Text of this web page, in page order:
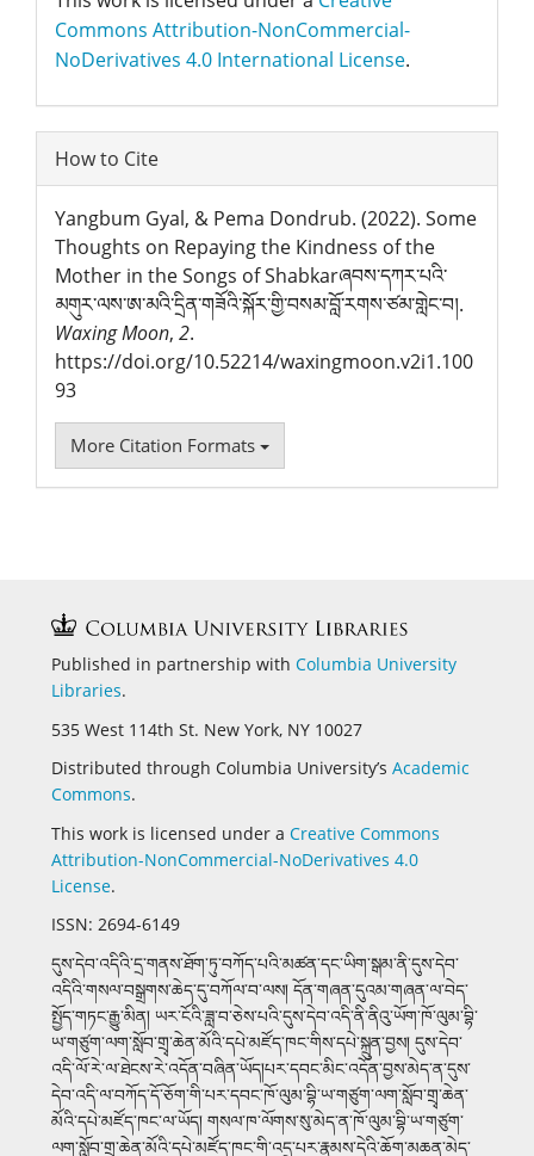
Commons Attribution-NonCommercial-
NoDerivatives 4.0 International License.
How to Cite
Yangbum Gyal, & Pema Dondrub. (2022). Some
Thoughts on Repaying the Kindness of the
Mother in the Songs of Shabkarཞབས་དཀར་པའི་
མགུར་ལས་ཨ་མའི་དྲིན་གཟོའི་སྐོར་གྱི་བསམ་བློ་རགས་ཙམ་གླེང་བ།.
Waxing Moon, 2.
https://doi.org/10.52214/waxingmoon.v2i1.100
93
More Citation Formats
Published in partnership with Columbia University
Libraries.
535 West 114th St. New York, NY 10027
Distributed through Columbia University’s Academic
Commons.
This work is licensed under a Creative Commons
Attribution-NonCommercial-NoDerivatives 4.0
License.
ISSN: 2694-6149
དུས་དེབ་འདིའི་དྲ་གནས་ཐོག་ཏུ་བཀོད་པའི་མཚན་དང་ཡིག་སྒམ་ནི་དུས་དེབ་
འདིའི་གསལ་བསྒྲགས་ཆེད་དུ་བཀོལ་བ་ལས། དོན་གཞན་དུའམ་གཞན་ལ་བེད་
སྤྱོད་གཏང་རྒྱུ་མིན། ཡར་ངོའི་ཟླ་བ་ཅེས་པའི་དུས་དེབ་འདི་ནི་ནིའུ་ཡོག་ཁོ་ལུམ་བྷི་
ཡ་གཙུག་ལག་སློབ་གྲྭ་ཆེན་མོའི་དཔེ་མཛོད་ཁང་གིས་དཔེ་སྐྲུན་བྱས། དུས་དེབ་
འདི་ལོ་རེ་ལ་ཐེངས་རེ་འདོན་བཞིན་ཡོད།པར་དབང་མིང་འདོན་བྱས་མེད་ན་དུས་
དེབ་འདི་ལ་བཀོད་དོ་ཅོག་གི་པར་དབང་ཁོ་ལུམ་བྷི་ཡ་གཙུག་ལག་སློབ་གྲྭ་ཆེན་
མོའི་དཔེ་མཛོད་ཁང་ལ་ཡོད། གསལ་ཁ་ལོགས་སུ་མེད་ན་ཁོ་ལུམ་བྷི་ཡ་གཙུག་
ལག་སློབ་གྲྭ་ཆེན་མོའི་དཔེ་མཛོད་ཁང་གི་འདྲ་པར་རྣམས་དེའི་ཆོག་མཆན་མེད་